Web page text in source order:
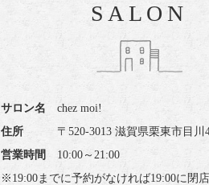
SALON
サロン名
chez moi!
住所
〒520-3013 滋賀県栗東市目川
営業時間
10:00～21:00
※19:00までに予約がなければ19:00に閉店